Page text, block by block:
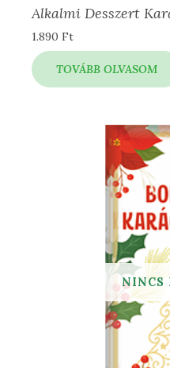
Alkalmi Desszert
1.890 Ft
TOVÁBB OLVASOM